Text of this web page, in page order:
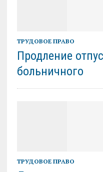
ТРУДОВОЕ ПРАВО
Продление
больничного
ТРУДОВОЕ ПРАВО